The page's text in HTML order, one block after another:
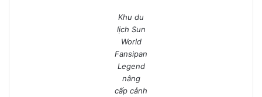
Khu du
lịch Sun
World
Fansipan
Legend
nâng
cấp cảnh